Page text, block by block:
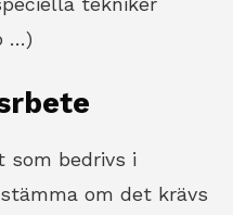
…)
som bedrivs i
om det krävs